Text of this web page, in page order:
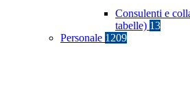
Consulenti e
tabelle) 13
Personale 1209